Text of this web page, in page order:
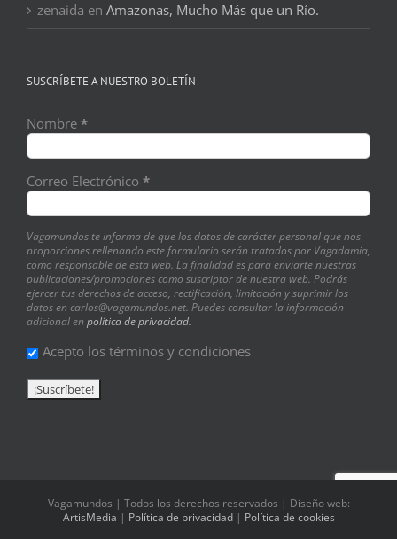
zenaida en Amazonas, Mucho Más que un Río.
SUSCRÍBETE A NUESTRO BOLETÍN
Nombre *
Correo Electrónico *
Vagamundos te informa de que los datos de carácter personal que nos
proporciones rellenando este formulario serán tratados por Vagadamia,
como responsable de esta web. La finalidad es para enviarte nuestras
publicaciones/promociones como suscriptor de nuestra web. Podrás
ejercer tus derechos de acceso, rectificación, limitación y suprimir los
datos en carlos@vagamundos.net. Puedes consultar la información
adicional en política de privacidad.
Acepto los términos y condiciones
Vagamundos | Todos los derechos reservados | Diseño web:
ArtisMedia | Política de privacidad| Política de cookies